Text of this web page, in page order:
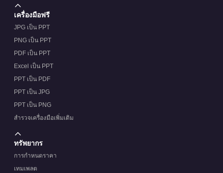
เครื่องมือฟรี
JPG เป็น PPT
PNG เป็น PPT
PDF เป็น PPT
Excel เป็น PPT
PPT เป็น PDF
PPT เป็น JPG
PPT เป็น PNG
สำรวจเครื่องมือเพิ่มเติม
ทรัพยากร
การกำหนดราคา
เทมเพลต